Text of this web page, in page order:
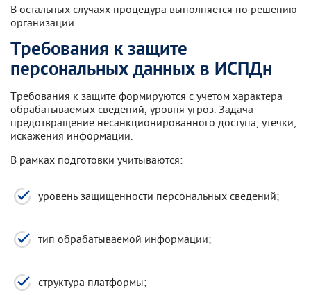
В остальных случаях процедура выполняется по решению
организации.
Требования к защите
персональных данных в ИСПДн
Требования к защите формируются с учетом характера
обрабатываемых сведений, уровня угроз. Задача -
предотвращение несанкционированного доступа, утечки,
искажения информации.
В рамках подготовки учитываются:
уровень защищенности персональных сведений;
тип обрабатываемой информации;
структура платформы;